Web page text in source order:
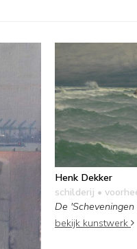
Henk Dekker
schilderij •
De
bekijk kunstwerk